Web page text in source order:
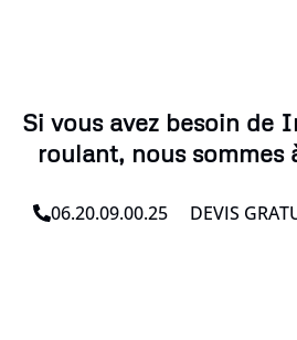
Si vous avez besoin de
roulant, nous sommes
06.20.09.00.25 DEVIS